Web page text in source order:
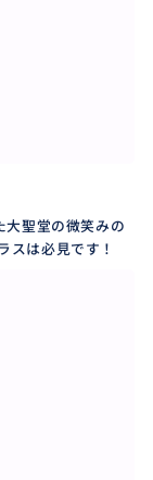
大聖堂の微笑みの
スは必見です！